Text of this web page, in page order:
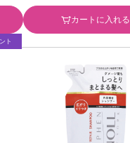
カートに入れる
ト